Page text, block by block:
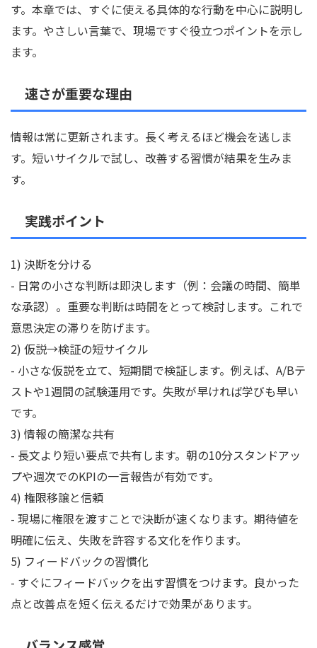
す。本章では、すぐに使える具体的な行動を中心に説明し
ます。やさしい言葉で、現場ですぐ役立つポイントを示し
ます。
速さが重要な理由
情報は常に更新されます。長く考えるほど機会を逃しま
す。短いサイクルで試し、改善する習慣が結果を生みま
す。
実践ポイント
1) 決断を分ける
- 日常の小さな判断は即決します（例：会議の時間、簡単
な承認）。重要な判断は時間をとって検討します。これで
意思決定の滞りを防げます。
2) 仮説→検証の短サイクル
- 小さな仮説を立て、短期間で検証します。例えば、A/Bテ
ストや1週間の試験運用です。失敗が早ければ学びも早い
です。
3) 情報の簡潔な共有
- 長文より短い要点で共有します。朝の10分スタンドアッ
プや週次でのKPIの一言報告が有効です。
4) 権限移譲と信頼
- 現場に権限を渡すことで決断が速くなります。期待値を
明確に伝え、失敗を許容する文化を作ります。
5) フィードバックの習慣化
- すぐにフィードバックを出す習慣をつけます。良かった
点と改善点を短く伝えるだけで効果があります。